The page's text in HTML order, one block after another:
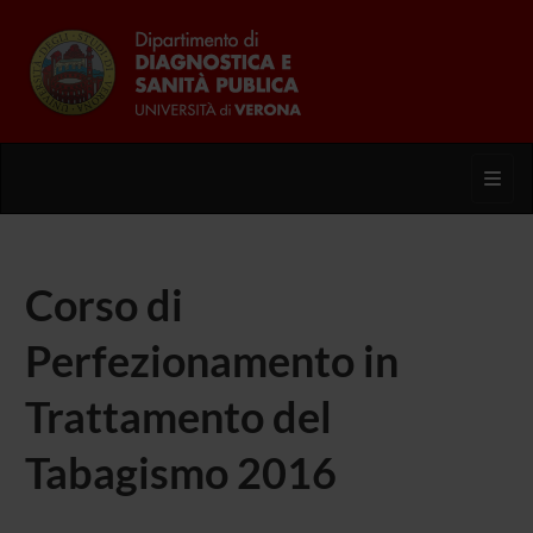
Corso di
Perfezionamento in
Trattamento del
Tabagismo 2016